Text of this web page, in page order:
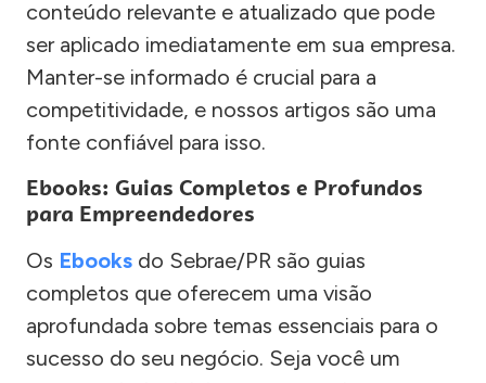
conteúdo relevante e atualizado que pode
ser aplicado imediatamente em sua empresa.
Manter-se informado é crucial para a
competitividade, e nossos artigos são uma
fonte confiável para isso.
Ebooks: Guias Completos e Profundos
para Empreendedores
Os Ebooks do Sebrae/PR são guias
completos que oferecem uma visão
aprofundada sobre temas essenciais para o
sucesso do seu negócio. Seja você um